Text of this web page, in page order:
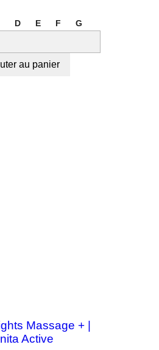
D E F G
au panier
Massage + |
Active